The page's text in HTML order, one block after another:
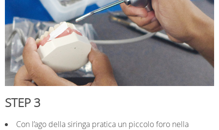
STEP 3
Con l’ago della siringa pratica un piccolo foro nella